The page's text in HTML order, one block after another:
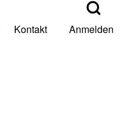
Kontakt Anmelden